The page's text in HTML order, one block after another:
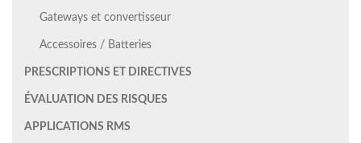
Gateways et convertisseur
Accessoires / Batteries
PRESCRIPTIONS ET DIRECTIVES
ÉVALUATION DES RISQUES
APPLICATIONS RMS